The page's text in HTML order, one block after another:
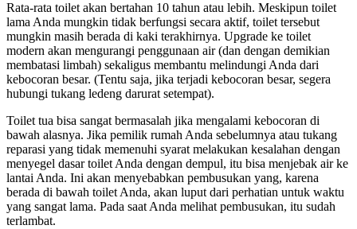
Rata-rata toilet akan bertahan 10 tahun atau lebih. Meskipun toilet
lama Anda mungkin tidak berfungsi secara aktif, toilet tersebut
mungkin masih berada di kaki terakhirnya. Upgrade ke toilet
modern akan mengurangi penggunaan air (dan dengan demikian
membatasi limbah) sekaligus membantu melindungi Anda dari
kebocoran besar. (Tentu saja, jika terjadi kebocoran besar, segera
hubungi tukang ledeng darurat setempat).
Toilet tua bisa sangat bermasalah jika mengalami kebocoran di
bawah alasnya. Jika pemilik rumah Anda sebelumnya atau tukang
reparasi yang tidak memenuhi syarat melakukan kesalahan dengan
menyegel dasar toilet Anda dengan dempul, itu bisa menjebak air ke
lantai Anda. Ini akan menyebabkan pembusukan yang, karena
berada di bawah toilet Anda, akan luput dari perhatian untuk waktu
yang sangat lama. Pada saat Anda melihat pembusukan, itu sudah
terlambat.